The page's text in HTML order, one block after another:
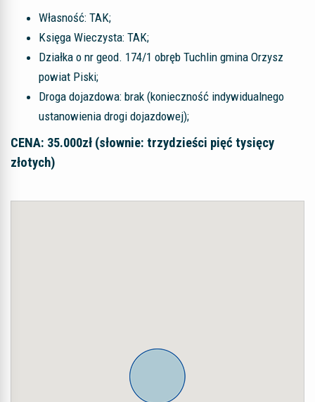
Własność: TAK;
Księga Wieczysta: TAK;
Działka o nr geod. 174/1 obręb Tuchlin gmina Orzysz
powiat Piski;
Droga dojazdowa: brak (konieczność indywidualnego
ustanowienia drogi dojazdowej);
CENA: 35.000zł (słownie: trzydzieści pięć tysięcy
złotych)